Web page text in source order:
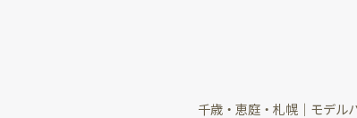
千歳・恵庭・札幌｜モデル